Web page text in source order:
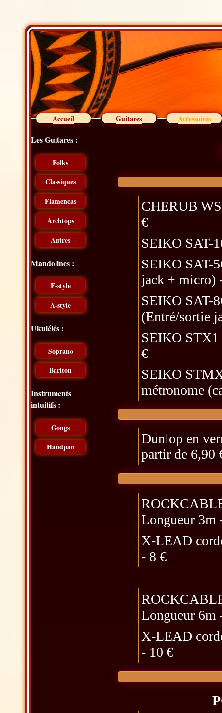
Accueil Guitares Accessoires
Les Guitares :
Folks
Classiques
Flamencas
Archtops
Autres
Mandolines :
F-style
A-style
Ukulélés :
Soprano
Bariton
Instruments
intuitifs :
Gongs
Handpan
CHERUB
€
SEIKO SAT-
SEIKO SAT-
jack + micro)
SEIKO SAT-
(Entré/sortie
SEIKO STX1
€
SEIKO
métronome
Dunlop en
partir de 6,90
Longueur 3m
X-LEAD
- 8 €
Longueur 6m
X-LEAD
- 10 €